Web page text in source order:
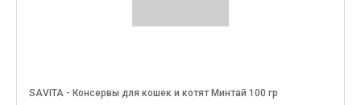
SAVITA - Консервы для кошек и котят Минтай 100 гр